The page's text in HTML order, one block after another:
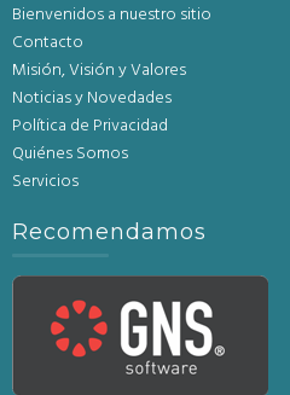
Bienvenidos a nuestro sitio
Contacto
Misión, Visión y Valores
Noticias y Novedades
Política de Privacidad
Quiénes Somos
Servicios
Recomendamos